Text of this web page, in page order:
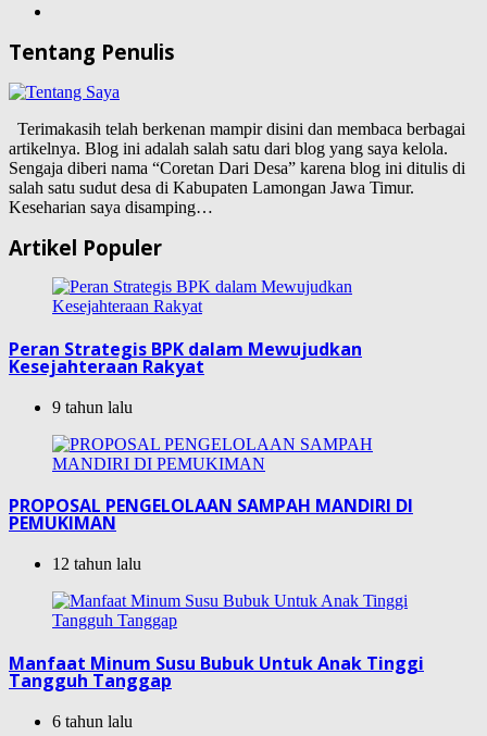
Tentang Penulis
Terimakasih telah berkenan mampir disini dan membaca berbagai
artikelnya. Blog ini adalah salah satu dari blog yang saya kelola.
Sengaja diberi nama “Coretan Dari Desa” karena blog ini ditulis di
salah satu sudut desa di Kabupaten Lamongan Jawa Timur.
Keseharian saya disamping…
Artikel Populer
Peran Strategis BPK dalam Mewujudkan
Kesejahteraan Rakyat
9 tahun lalu
PROPOSAL PENGELOLAAN SAMPAH MANDIRI DI
PEMUKIMAN
12 tahun lalu
Manfaat Minum Susu Bubuk Untuk Anak Tinggi
Tangguh Tanggap
6 tahun lalu